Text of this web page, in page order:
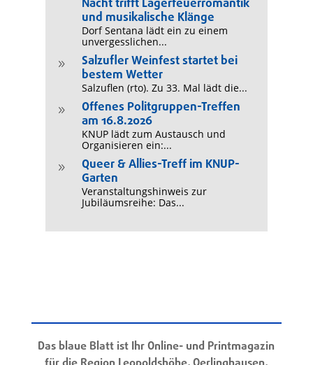
Nacht trifft Lagerfeuerromantik
und musikalische Klänge
Dorf Sentana lädt ein zu einem
unvergesslichen...
9
Salzufler Weinfest startet bei
bestem Wetter
Salzuflen (rto). Zu 33. Mal lädt die...
9
Offenes Politgruppen-Treffen
am 16.8.2026
KNUP lädt zum Austausch und
Organisieren ein:...
9
Queer & Allies-Treff im KNUP-
Garten
Veranstaltungshinweis zur
Jubiläumsreihe: Das...
Das blaue Blatt ist Ihr Online- und Printmagazin